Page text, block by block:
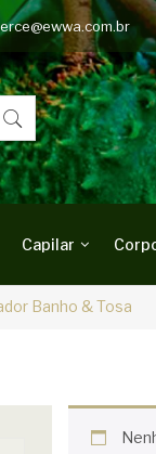
Capilar
Banho & Tosa